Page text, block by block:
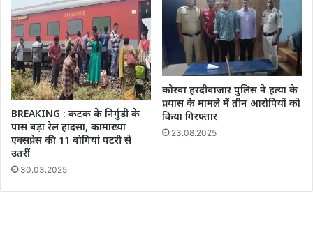
BREAKING : कटक के निर्गुंडी के
पास बड़ा रेल हादसा, कामाख्या
एक्सप्रेस की 11 बोगियां पटरी से
उतरीं
30.03.2025
कोरबा हरदीबाजार पुलिस ने हत्या के
प्रयास के मामले में तीन आरोपियों को
किया गिरफ्तार
23.08.2025